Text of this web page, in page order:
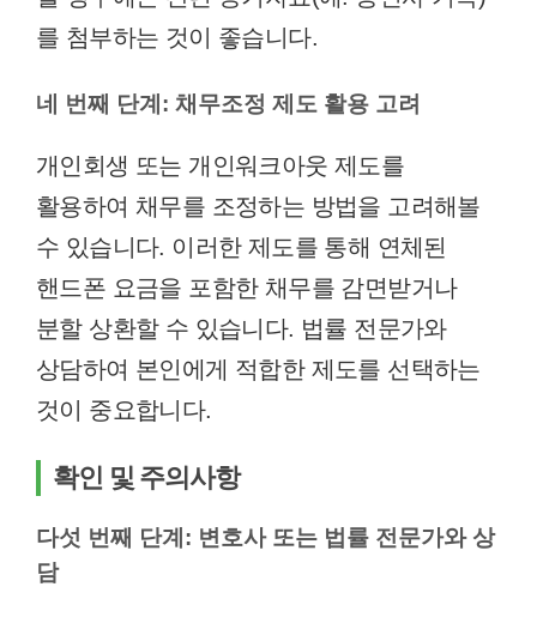
를 첨부하는 것이 좋습니다.
네 번째 단계: 채무조정 제도 활용 고려
개인회생 또는 개인워크아웃 제도를
활용하여 채무를 조정하는 방법을 고려해볼
수 있습니다. 이러한 제도를 통해 연체된
핸드폰 요금을 포함한 채무를 감면받거나
분할 상환할 수 있습니다. 법률 전문가와
상담하여 본인에게 적합한 제도를 선택하는
것이 중요합니다.
확인 및 주의사항
다섯 번째 단계: 변호사 또는 법률 전문가와 상
담